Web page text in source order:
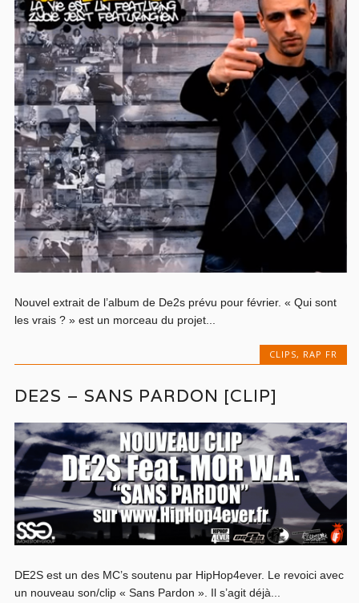
Nouvel extrait de l’album de De2s prévu pour février. « Qui sont
les vrais ? » est un morceau du projet...
CLIPS, RAP FR
DE2S – SANS PARDON [CLIP]
DE2S est un des MC’s soutenu par HipHop4ever. Le revoici avec
un nouveau son/clip « Sans Pardon ». Il s’agit déjà...